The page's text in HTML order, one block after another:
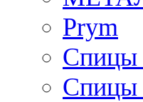
Prym
Спицы
Спицы